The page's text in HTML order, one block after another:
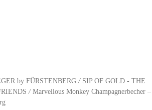
by FÜRSTENBERG / SIP OF GOLD - THE
/Marvellous Monkey Champagnerbecher –